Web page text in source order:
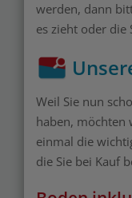
werden, dann
es zieht oder die
Weil Sie nun
haben, möchten
einmal die
die Sie bei Kauf